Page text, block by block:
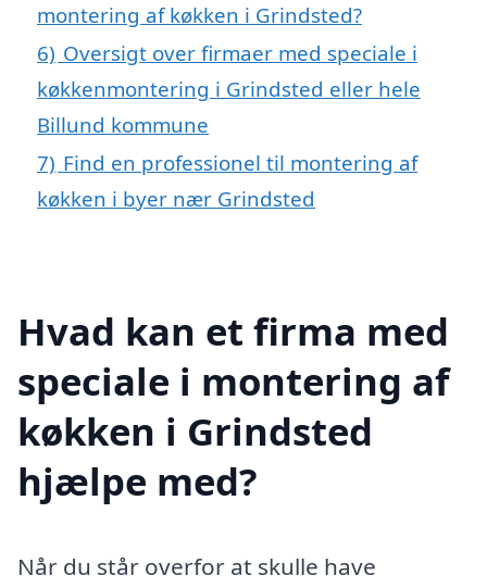
montering af køkken i Grindsted?
6) Oversigt over firmaer med speciale i
køkkenmontering i Grindsted eller hele
Billund kommune
7) Find en professionel til montering af
køkken i byer nær Grindsted
Hvad kan et firma med
speciale i montering af
køkken i Grindsted
hjælpe med?
Når du står overfor at skulle have